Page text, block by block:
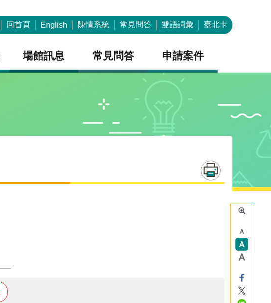
回首頁 English 陳情系統 常見問答 雙語詞彙 臺北卡
場館訊息 常見問答 申請案件